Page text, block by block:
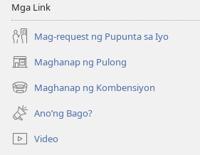
Mga Link
Mag-request ng Pupunta sa Iyo
Maghanap ng Pulong
(may
bubukas
na
bagong
window)
Maghanap ng Kombensiyon
(may
bubukas
na
bagong
window)
Ano’ng Bago?
Video